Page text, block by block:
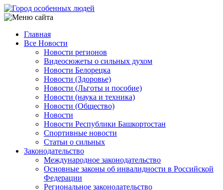
Перейти
к
содержанию
Main
navigation
Главная
Все Новости
Новости регионов
Видеосюжеты о сильных духом
Новости Белорецка
Новости (Здоровье)
Новости (Льготы и пособие)
Новости (наука и техника)
Новости (Общество)
Новости
Новости Республики Башкортостан
Спортивные новости
Статьи о сильных
Законодательство
Международное законодательство
Основные законы об инвалидности в Российской
Федерации
Региональное законодательство